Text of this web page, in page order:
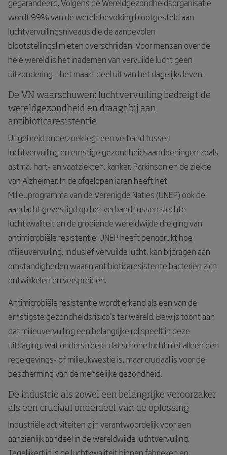
gegarandeerd. Volgens de Wereldgezondheidsorganisatie
wordt 99% van de wereldbevolking blootgesteld aan
luchtvervuilingsniveaus die de aanbevolen
blootstellingslimieten overschrijden. Voor mensen over de
hele wereld is het inademen van vervuilde lucht geen
uitzondering – het maakt deel uit van het dagelijks leven.
De VN waarschuwen: luchtvervuiling bedreigt de
wereldgezondheid en draagt bij aan
antibioticaresistentie
Uitgebreid onderzoek legt een verband tussen
luchtvervuiling en ernstige gezondheidsaandoeningen zoals
astma, hart- en vaatziekten, kanker, Parkinson en de ziekte
van Alzheimer. In de afgelopen jaren heeft het
Milieuprogramma van de Verenigde Naties (UNEP) ook de
aandacht gevestigd op het verband tussen slechte
luchtkwaliteit en de groeiende wereldwijde dreiging van
antimicrobiële resistentie. UNEP heeft benadrukt hoe
milieuvervuiling, inclusief vervuilde lucht, kan bijdragen aan
omstandigheden waarin antibioticaresistente bacteriën zich
ontwikkelen en verspreiden.
Antimicrobiële resistentie wordt erkend als een van de
ernstigste gezondheidsrisico’s ter wereld. Bewijs toont aan
dat milieuvervuiling een belangrijke rol speelt in deze
uitdaging, wat onderstreept dat schone lucht niet alleen een
regelgevings- of milieukwestie is, maar cruciaal is voor de
bescherming van de menselijke gezondheid.
De industrie als zowel een belangrijke veroorzaker
als een cruciaal onderdeel van de oplossing
Industriële activiteiten zijn verantwoordelijk voor een
aanzienlijk aandeel in de wereldwijde luchtvervuiling.
Tegelijkertijd is de luchtkwaliteit binnen fabrieken en